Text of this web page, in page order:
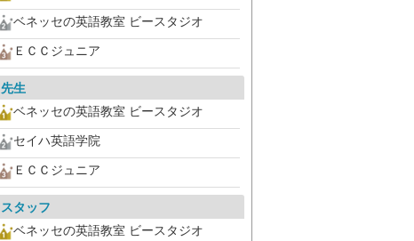
ベネッセの英語教室 ビースタジオ
ＥＣＣジュニア
先生
ベネッセの英語教室 ビースタジオ
セイハ英語学院
ＥＣＣジュニア
スタッフ
ベネッセの英語教室 ビースタジオ